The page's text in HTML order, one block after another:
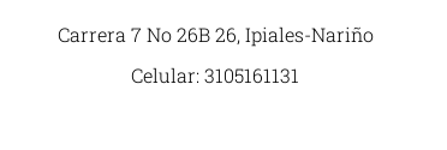
Carrera 7 No 26B 26, Ipiales-Nariño
Celular: 3105161131